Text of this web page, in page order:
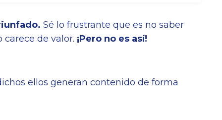
Sé lo frustrante que es no saber
de valor. ¡Pero no es así!
ellos generan contenido de forma